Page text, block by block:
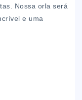
Nossa orla será
e uma